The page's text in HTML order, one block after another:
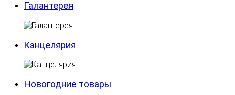
Галантерея
Канцелярия
Новогодние товары